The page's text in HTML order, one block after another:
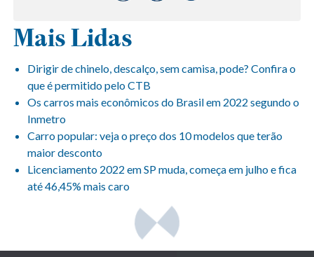
Mais Lidas
Dirigir de chinelo, descalço, sem camisa, pode? Confira o
que é permitido pelo CTB
Os carros mais econômicos do Brasil em 2022 segundo o
Inmetro
Carro popular: veja o preço dos 10 modelos que terão
maior desconto
Licenciamento 2022 em SP muda, começa em julho e fica
até 46,45% mais caro